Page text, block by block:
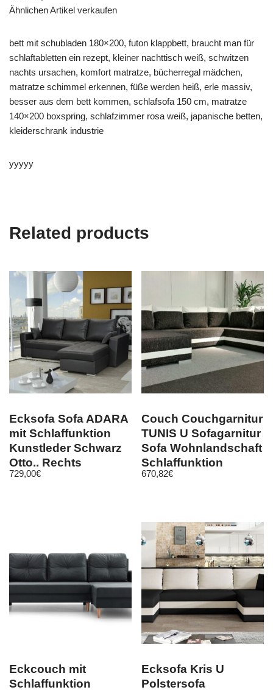
Ähnlichen Artikel verkaufen
bett mit schubladen 180×200, futon klappbett, braucht man für
schlaftabletten ein rezept, kleiner nachttisch weiß, schwitzen
nachts ursachen, komfort matratze, bücherregal mädchen,
matratze schimmel erkennen, füße werden heiß, erle massiv,
besser aus dem bett kommen, schlafsofa 150 cm, matratze
140×200 boxspring, schlafzimmer rosa weiß, japanische betten,
kleiderschrank industrie
yyyyy
Related products
Ecksofa Sofa ADARA
mit Schlaffunktion
Kunstleder Schwarz
Otto.. Rechts
729,00€
Couch Couchgarnitur
TUNIS U Sofagarnitur
Sofa Wohnlandschaft
Schlaffunktion
670,82€
Eckcouch mit
Schlaffunktion
Ecksofa Kris U
Polstersofa